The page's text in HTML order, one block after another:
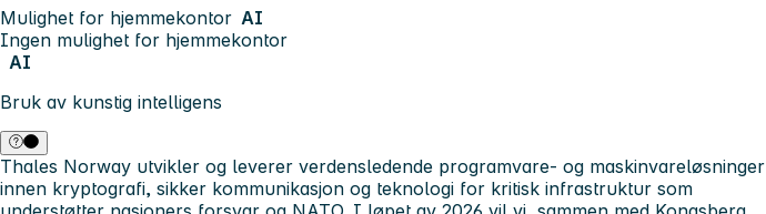
Mulighet for hjemmekontor AI
Ingen mulighet for hjemmekontor
AI
Bruk av kunstig intelligens
Thales Norway utvikler og leverer verdensledende programvare- og maskinvareløsninger
innen kryptografi, sikker kommunikasjon og teknologi for kritisk infrastruktur som